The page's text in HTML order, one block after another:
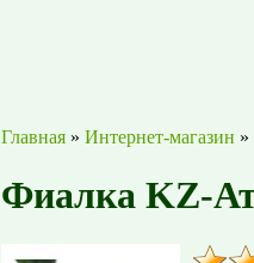
Главная » Интернет-магазин »
Фиалка KZ-